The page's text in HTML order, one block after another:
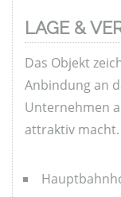
LAGE &
Das Objekt
Anbindung an
Unternehmen
attraktiv macht.